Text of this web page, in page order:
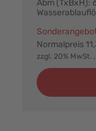
Abm (TxBxH):
Normalpreis
zzgl. 20% MwSt.